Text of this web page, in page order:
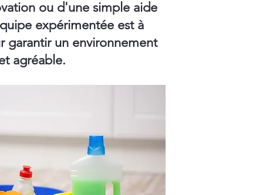
ou d'une simple aide
expérimentée est à
garantir un environnement
agréable.